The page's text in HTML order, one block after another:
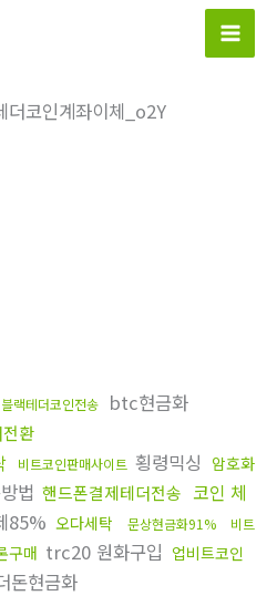
코인계좌이체_o2Y
블랙테더코인전송 btc현금화
환
비트코인판매사이트 횡령믹싱 암호화
법 핸드폰결제테더전송 코인 체
85% 오다세탁 문상현금화91%
비트
구매 trc20 원화구입 업비트코인
돈현금화